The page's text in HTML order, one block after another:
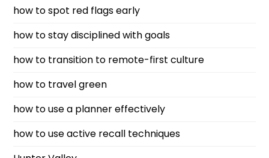
how to spot red flags early
how to stay disciplined with goals
how to transition to remote-first culture
how to travel green
how to use a planner effectively
how to use active recall techniques